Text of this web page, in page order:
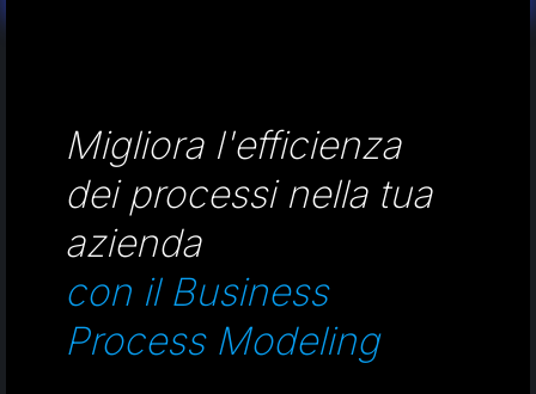
Migliora l'efficienza
dei processi nella tua
azienda
con il Business
Process Modeling